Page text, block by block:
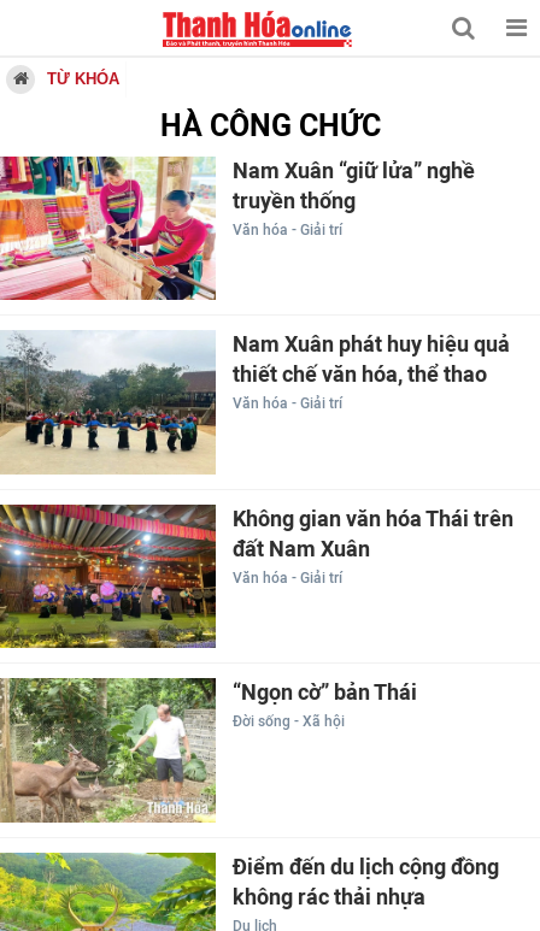
TỪ KHÓA
HÀ CÔNG CHỨC
Nam Xuân “giữ lửa” nghề
truyền thống
Văn hóa - Giải trí
Nam Xuân phát huy hiệu quả
thiết chế văn hóa, thể thao
Văn hóa - Giải trí
Không gian văn hóa Thái trên
đất Nam Xuân
Văn hóa - Giải trí
“Ngọn cờ” bản Thái
Đời sống - Xã hội
Điểm đến du lịch cộng đồng
không rác thải nhựa
Du lịch